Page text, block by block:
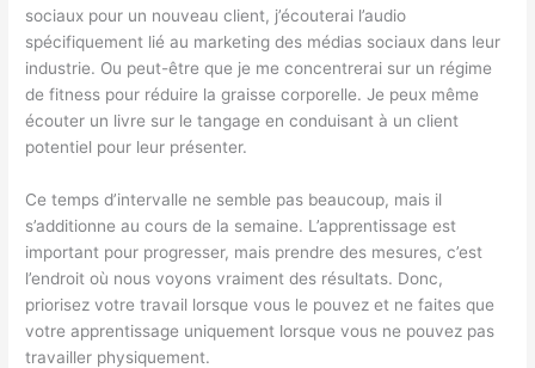
sociaux pour un nouveau client, j’écouterai l’audio
spécifiquement lié au marketing des médias sociaux dans leur
industrie. Ou peut-être que je me concentrerai sur un régime
de fitness pour réduire la graisse corporelle. Je peux même
écouter un livre sur le tangage en conduisant à un client
potentiel pour leur présenter.
Ce temps d’intervalle ne semble pas beaucoup, mais il
s’additionne au cours de la semaine. L’apprentissage est
important pour progresser, mais prendre des mesures, c’est
l’endroit où nous voyons vraiment des résultats. Donc,
priorisez votre travail lorsque vous le pouvez et ne faites que
votre apprentissage uniquement lorsque vous ne pouvez pas
travailler physiquement.